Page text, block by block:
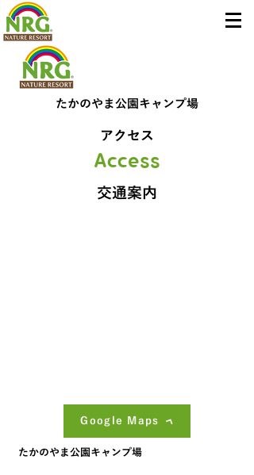
たかのやま公園キャンプ場
アクセス
Access
交通案内
Google Maps
たかのやま公園キャンプ場